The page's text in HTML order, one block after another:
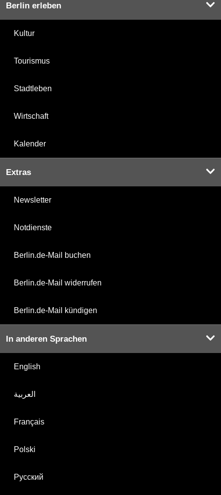
Berlin erleben
Kultur
Tourismus
Stadtleben
Wirtschaft
Kalender
Extras
Newsletter
Notdienste
Berlin.de-Mail buchen
Berlin.de-Mail widerrufen
Berlin.de-Mail kündigen
In anderen Sprachen
English
العربية
Français
Polski
Русский